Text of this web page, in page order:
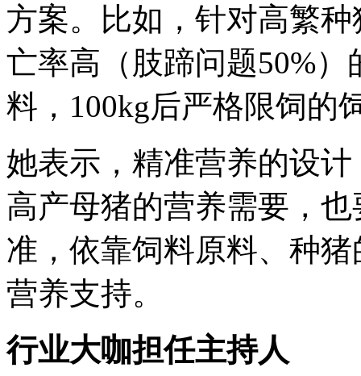
方案。比如，针对高繁
亡率高（肢蹄问题50%
料，100kg后严格限饲的
她表示，精准营养的设
高产母猪的营养需要，
准，依靠饲料原料、种
营养支持。
行业大咖担任主持人